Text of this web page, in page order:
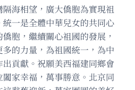
海相望，廣大僑胞為實現祖
一是全體中華兒女的共同心
胞，繼續關心祖國的發展，
的力量，為祖國統一，為中
貢獻。祝願美西福建同鄉會
家幸福，萬事勝意。北京同